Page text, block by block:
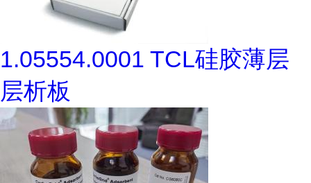
1.05554.0001 TCL硅胶薄层
层析板